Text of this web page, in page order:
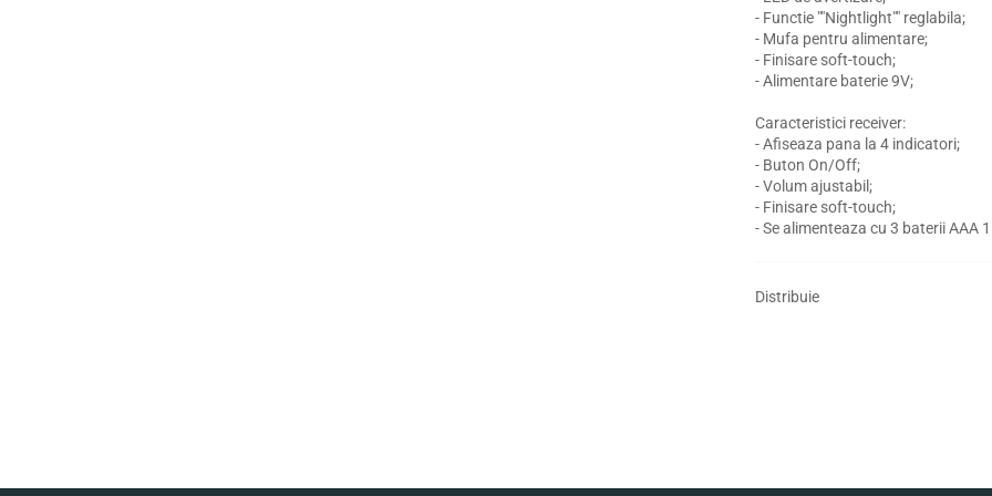
- Functie ""Nightlight"" reglabila;
- Mufa pentru alimentare;
- Finisare soft-touch;
- Alimentare baterie 9V;
Caracteristici receiver:
- Afiseaza pana la 4 indicatori;
- Buton On/Off;
- Volum ajustabil;
- Finisare soft-touch;
- Se alimenteaza cu 3 baterii AAA
Distribuie